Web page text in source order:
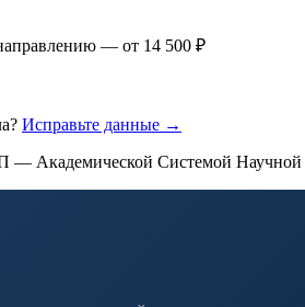
— от 14 500 ₽
Исправьте данные →
Академической Системой